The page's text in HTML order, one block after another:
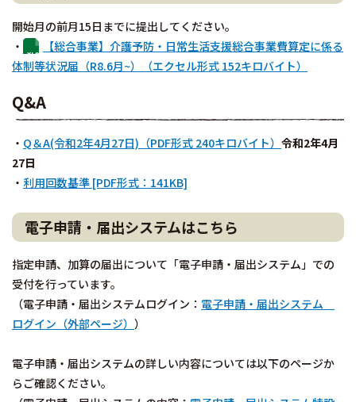
開始月の前月15日までに提出してください。
・
【総合事業】介護予防・日常生活支援総合事業費算定に係る
体制等状況届（R8.6月~）（エクセル形式 152キロバイト）
Q&A
・ Q＆A(令和2年4月27日)（PDF形式 240キロバイト） 令和2年4月
27日
・ 利用回数基準 [PDF形式：141KB]
電子申請・届出システムはこちら
指定申請、加算の届出について「電子申請・届出システム」での
受付を行っています。
（電子申請・届出システムログイン： 電子申請・届出システム
ログイン（外部ページ） ）
電子申請・届出システムの詳しい内容については以下のページか
らご確認ください。